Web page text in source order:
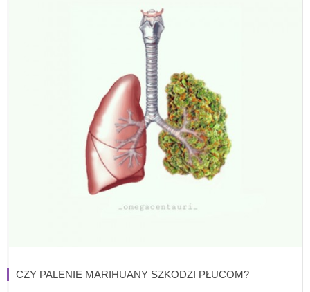
CZY PALENIE MARIHUANY SZKODZI PŁUCOM?